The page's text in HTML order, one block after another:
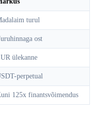
turul
ost
ülekanne
perpetual
125x finantsvõimendus